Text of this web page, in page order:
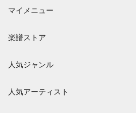
マイメニュー
退会はこちら
楽譜ストア
難易度別に探す
人気ジャンル
人気アーティスト